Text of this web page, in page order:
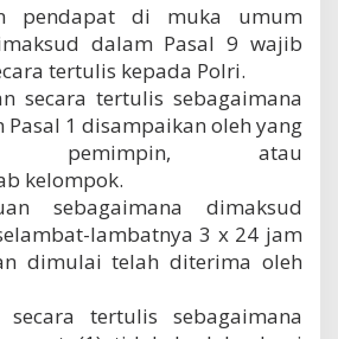
pendapat di muka umum
dalam Pasal 9 wajib
tertulis kepada Polri.
secara tertulis sebagaimana
1 disampaikan oleh yang
pemimpin, atau
kelompok.
sebagaimana dimaksud
lambatnya 3 x 24 jam
dimulai telah diterima oleh
tertulis sebagaimana